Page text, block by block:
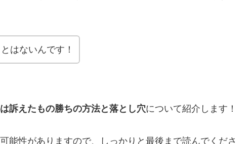
はないんです！
訴えたもの勝ちの方法と落とし穴について紹介します！
能性がありますので、しっかりと最後まで読んでくださ